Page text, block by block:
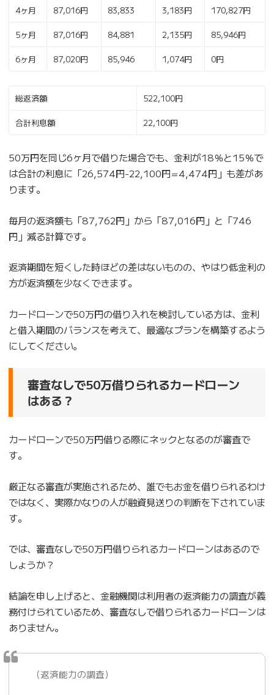
4ヶ月 87,016円 83,833 3,183円 170,827円
5ヶ月 87,016円 84,881 2,135円 85,946円
6ヶ月 87,020円 85,946 1,074円 0円
総返済額 522,100円
合計利息額 22,100円
50万円を同じ6ヶ月で借りた場合でも、金利が18％と15％で
は合計の利息に「26,574円-22,100円=4,474円」も差があ
ります。
毎月の返済額も「87,762円」から「87,016円」と「746
円」減る計算です。
返済期間を短くした時ほどの差はないものの、やはり低金利の
方が返済額を少なくできます。
カードローンで50万円の借り入れを検討している方は、金利
と借入期間のバランスを考えて、最適なプランを構築するよう
にしてください。
審査なしで50万借りられるカードローン
はある？
カードローンで50万円借りる際にネックとなるのが審査で
す。
厳正なる審査が実施されるため、誰でもお金を借りられるわけ
ではなく、実際かなりの人が融資見送りの判断を下されていま
す。
では、審査なしで50万円借りられるカードローンはあるので
しょうか？
結論を申し上げると、金融機関は利用者の返済能力の調査が義
務付けられているため、審査なしで借りられるカードローンは
ありません。
（返済能力の調査）